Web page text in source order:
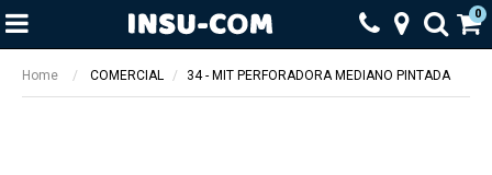
0
Home COMERCIAL 34 - MIT PERFORADORA MEDIANO PINTADA